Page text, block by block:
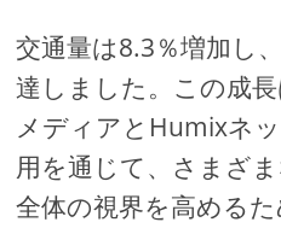
交通量は8.3％増加し
達しました。この成
メディアとHumixネ
用を通じて、さまざ
全体の視界を高める